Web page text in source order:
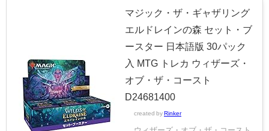
マジック・ザ・ギャザリング
エルドレインの森 セット・ブ
ースター 日本語版 30パック
入 MTG トレカ ウィザーズ・
オブ・ザ・コースト
D24681400
created by Rinker